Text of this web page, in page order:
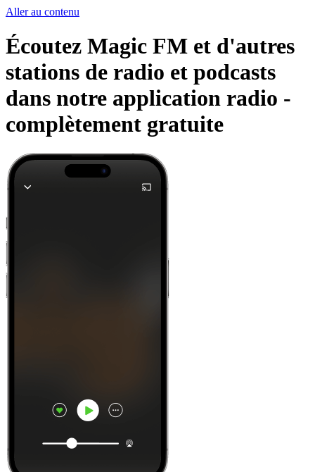
Aller au contenu
Écoutez Magic FM et d'autres
stations de radio et podcasts
dans notre application radio -
complètement gratuite